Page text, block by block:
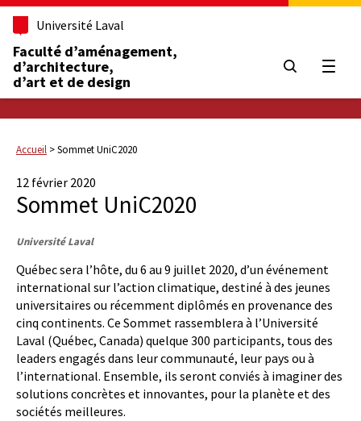
Université Laval
Faculté d’aménagement,
d’architecture,
d’art et de design
Accueil >Sommet UniC2020
12 février 2020
Sommet UniC2020
Université Laval
Québec sera l’hôte, du 6 au 9 juillet 2020, d’un événement
international sur l’action climatique, destiné à des jeunes
universitaires ou récemment diplômés en provenance des
cinq continents. Ce Sommet rassemblera à l’Université
Laval (Québec, Canada) quelque 300 participants, tous des
leaders engagés dans leur communauté, leur pays ou à
l’international. Ensemble, ils seront conviés à imaginer des
solutions concrètes et innovantes, pour la planète et des
sociétés meilleures.